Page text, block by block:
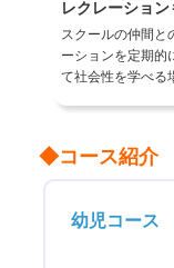
レクレーショ
スクールの仲間と
ーションを定期的
て社会性を学べる
◆コース紹介
幼児コース